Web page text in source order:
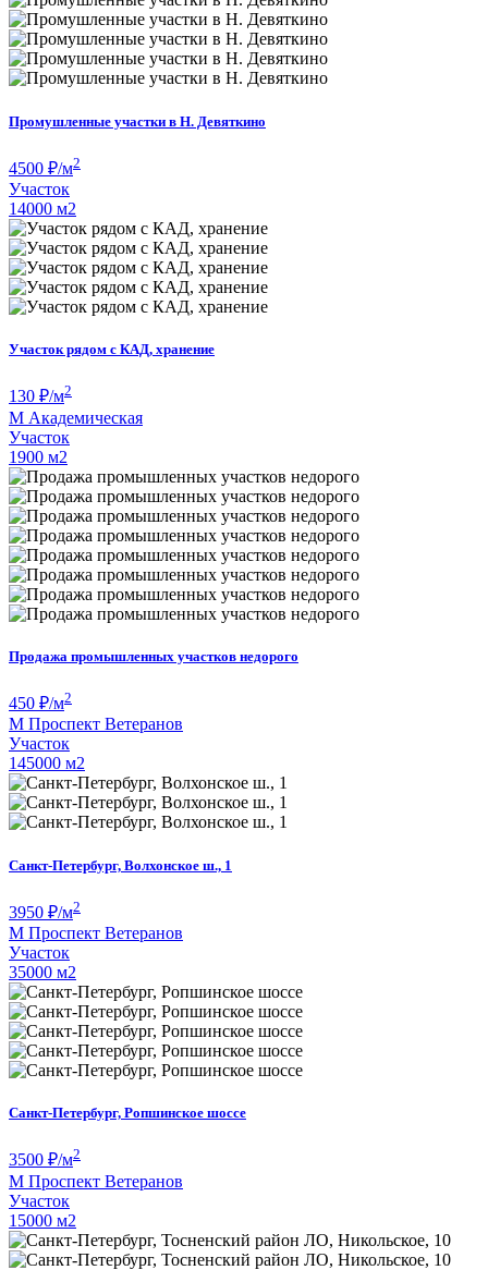
Промушленные участки в Н. Девяткино
4500 ₽/м2
Участок
14000 м2
Участок рядом с КАД, хранение
130 ₽/м2
М Академическая
Участок
1900 м2
Продажа промышленных участков недорого
450 ₽/м2
М Проспект Ветеранов
Участок
145000 м2
Санкт-Петербург, Волхонское ш., 1
3950 ₽/м2
М Проспект Ветеранов
Участок
35000 м2
Санкт-Петербург, Ропшинское шоссе
3500 ₽/м2
М Проспект Ветеранов
Участок
15000 м2